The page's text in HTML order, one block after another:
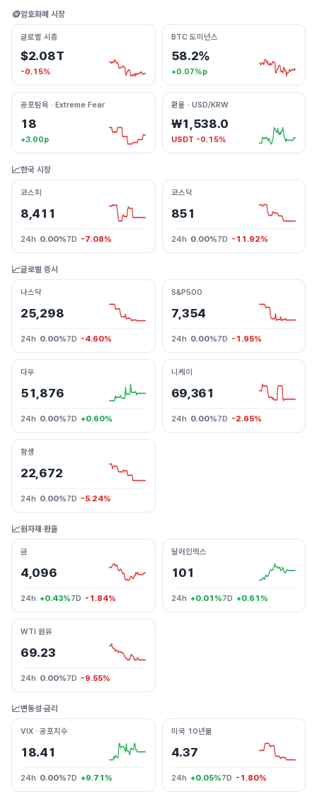
🪙암호화폐 시장
글로벌 시총
$2.08T
-0.15%
BTC 도미넌스
58.2%
+0.07%p
공포탐욕 · Extreme Fear
18
+3.00p
환율 · USD/KRW
₩1,538.0
USDT -0.15%
📈한국 시장
코스피
8,411
24h 0.00%7D -7.08%
코스닥
851
24h 0.00%7D -11.92%
📈글로벌 증시
나스닥
25,298
24h 0.00%7D -4.60%
S&P500
7,354
24h 0.00%7D -1.95%
다우
51,876
24h 0.00%7D +0.60%
니케이
69,361
24h 0.00%7D -2.65%
항셍
22,672
24h 0.00%7D -5.24%
📈원자재·환율
금
4,096
24h +0.43%7D -1.84%
달러인덱스
101
24h +0.01%7D +0.61%
WTI 원유
69.23
24h 0.00%7D -9.55%
📈변동성·금리
VIX · 공포지수
18.41
24h 0.00%7D +9.71%
미국 10년물
4.37
24h +0.05%7D -1.80%